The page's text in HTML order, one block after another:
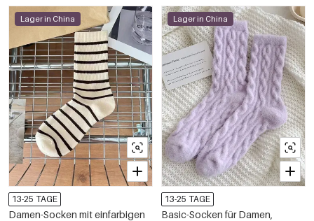
Lager in China
13-25 TAGE
Damen-Socken mit einfarbigen
Lager in China
13-25 TAGE
Basic-Socken für Damen,